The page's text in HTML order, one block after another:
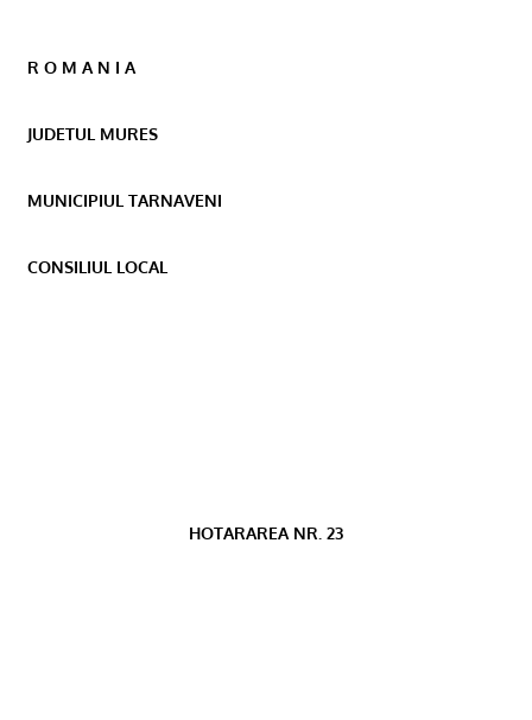
R O M A N I A
JUDETUL MURES
MUNICIPIUL TARNAVENI
CONSILIUL LOCAL
HOTARAREA NR. 23